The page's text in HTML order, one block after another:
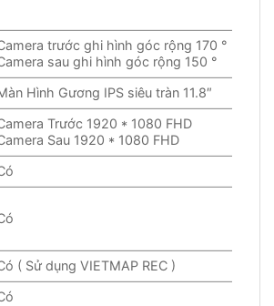
trước ghi hình góc rộng 170 °
sau ghi hình góc rộng 150 °
Hình Gương IPS siêu tràn 11.8″
Trước 1920 * 1080 FHD
Sau 1920 * 1080 FHD
( Sử dụng VIETMAP REC )